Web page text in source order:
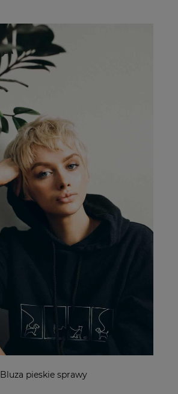
Bluza pieskie sprawy